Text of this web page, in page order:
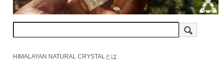
HIMALAYAN NATURAL CRYSTALとは